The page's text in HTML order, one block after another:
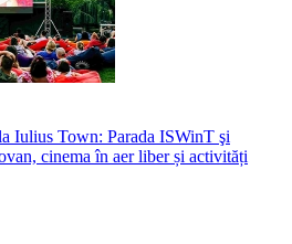
Iulius Town: Parada ISWinT şi
cinema în aer liber și activități